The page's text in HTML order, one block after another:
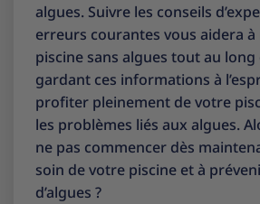
algues. Suivre les conseils
erreurs courantes vous aidera
piscine sans algues tout au long
gardant ces informations à
profiter pleinement de votre
les problèmes liés aux algues.
ne pas commencer dès
soin de votre piscine et à
d’algues ?